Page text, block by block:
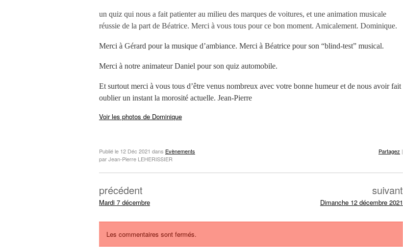
un quiz qui nous a fait patienter au milieu des marques de voitures, et une animation musicale
réussie de la part de Béatrice. Merci à vous tous pour ce bon moment. Amicalement. Dominique.
Merci à Gérard pour la musique d’ambiance. Merci à Béatrice pour son “blind-test” musical.
Merci à notre animateur Daniel pour son quiz automobile.
Et surtout merci à vous tous d’être venus nombreux avec votre bonne humeur et de nous avoir fait
oublier un instant la morosité actuelle. Jean-Pierre
Voir les photos de Dominique
Partagez |
Publié le 12 Déc 2021 dans Evènements
par Jean-Pierre LEHERISSIER
précédent
Mardi 7 décembre
suivant
Dimanche 12 décembre 2021
Les commentaires sont fermés.